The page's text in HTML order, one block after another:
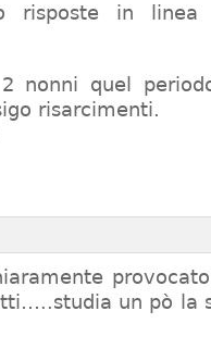
risposte in
nonni quel
risarcimenti.
un pò la